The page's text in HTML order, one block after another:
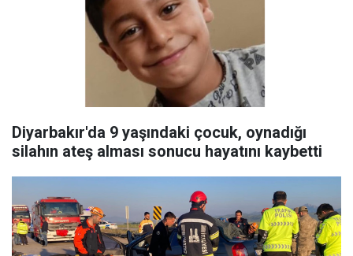
Diyarbakır'da 9 yaşındaki çocuk, oynadığı
silahın ateş alması sonucu hayatını kaybetti